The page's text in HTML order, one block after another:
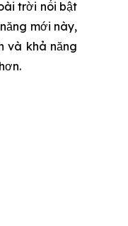
trời nổi bật
mới này,
và khả năng